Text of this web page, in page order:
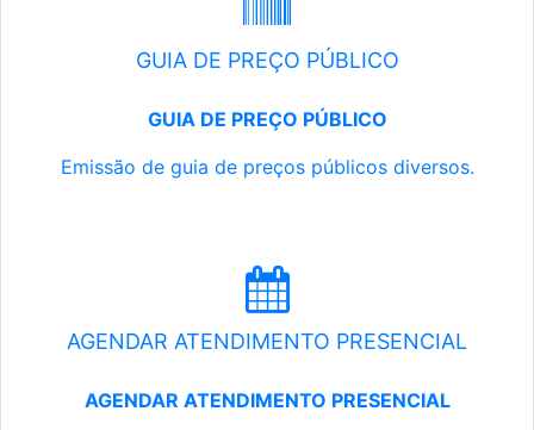
GUIA DE PREÇO PÚBLICO
GUIA DE PREÇO PÚBLICO
Emissão de guia de preços públicos diversos.
AGENDAR ATENDIMENTO PRESENCIAL
AGENDAR ATENDIMENTO PRESENCIAL